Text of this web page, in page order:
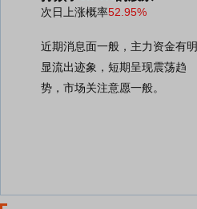
次日上涨概率52.95%
近期消息面一般，主力资金有明
显流出迹象，短期呈现震荡趋
势，市场关注意愿一般。